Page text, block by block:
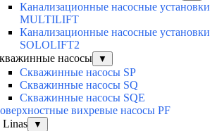
Канализационные насосные установки
MULTILIFT
Канализационные насосные установки
SOLOLIFT2
насосы
▼
Скважинные насосы SP
Скважинные насосы SQ
Скважинные насосы SQE
вихревые насосы PF
▼